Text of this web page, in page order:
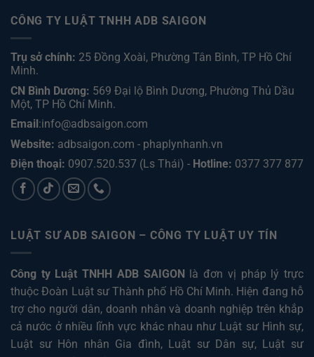
CÔNG TY LUẬT TNHH ADB SAIGON
Trụ sở chính: 25 Đồng Xoài, Phường Tân Bình, TP Hồ Chí
Minh.
CN Bình Dương: 569 Đại lộ Bình Dương, Phường Thủ Dầu
Một, TP Hồ Chí Minh.
Email :info@adbsaigon.com
Website: adbsaigon.com - phaplynhanh.vn
Điện thoại: 0907.520.537 (Ls Thái) - Hotline: 0377 377 877
LUẬT SƯ ADB SAIGON – CÔNG TY LUẬT UY TÍN
Công ty Luật TNHH ADB SAIGONlà đơn vị pháp lý trực
thuộc Đoàn Luật sư Thành phố Hồ Chí Minh. Hiện đang hỗ
trợ cho người dân, doanh nhân và doanh nghiệp trên khắp
cả nước ở nhiều lĩnh vực khác nhau như Luật sư Hình sự,
Luật sư Hôn nhân Gia đình, Luật sư Dân sự, Luật sư